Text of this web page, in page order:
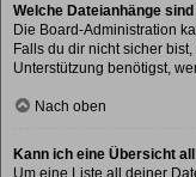
Welche Dateianhänge
Die Board-Administration
Falls du dir nicht sicher
Unterstützung benötigst,
Nach oben
Kann ich eine Übersicht
Um eine Liste all deiner